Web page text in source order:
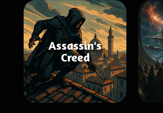
Assassin's
Creed